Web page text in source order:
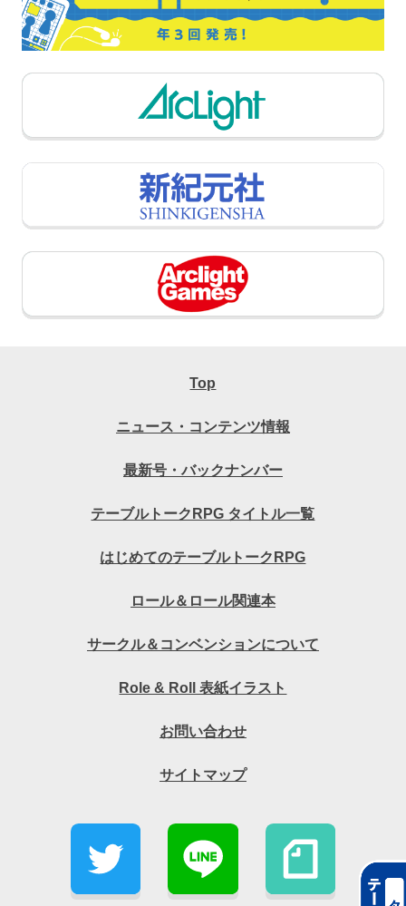
Top
ニュース・コンテンツ情報
最新号・バックナンバー
テーブルトークRPG タイトル一覧
はじめてのテーブルトークRPG
ロール＆ロール関連本
サークル＆コンベンションについて
Role & Roll 表紙イラスト
お問い合わせ
サイトマップ